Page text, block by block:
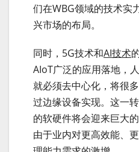
们在WBG领域的技术实
兴市场的布局。
同时，5G技术和AI技术
AIoT广泛的应用落地，
就必须去中心化，将很
过边缘设备实现。这一
的软硬件将会迎来巨大
由于业内对更高效能、